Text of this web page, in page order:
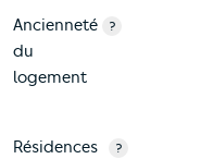
Ancienneté
du
logement
?
Résidences
?